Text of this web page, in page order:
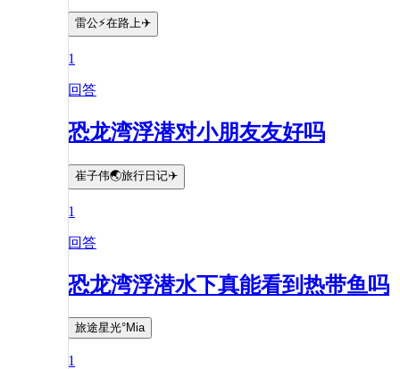
雷公⚡️在路上✈️
1
回答
恐龙湾浮潜对小朋友友好吗
崔子伟🌏旅行日记✈️
1
回答
恐龙湾浮潜水下真能看到热带鱼吗
旅途星光°Mia
1